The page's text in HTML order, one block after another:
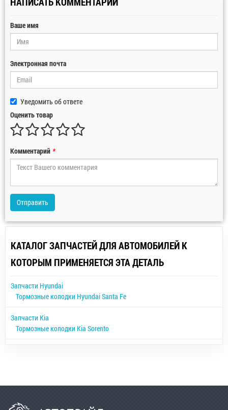
Ваше имя
Электронная почта
Уведомить об ответе
Оценить товар
Комментарий *
Отправить
КАТАЛОГ ЗАПЧАСТЕЙ ДЛЯ АВТОМОБИЛЕЙ К
КОТОРЫМ ПРИМЕНЯЕТСЯ ЭТА ДЕТАЛЬ
Запчасти Hyundai
Тормозные колодки Hyundai Santa Fe
Запчасти Kia
Тормозные колодки Kia Sorento